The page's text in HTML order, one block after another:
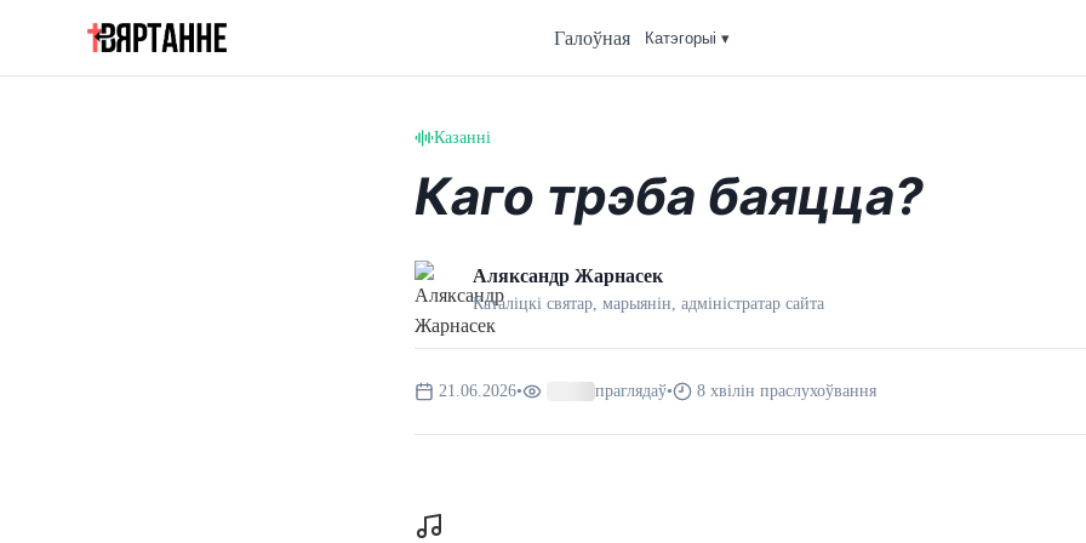
Галоўная Катэгорыi ▾
Казанні
Каго трэба баяцца?
Аляксандр Жарнасек
Каталіцкі святар, марыянін, адмiнiстратар сайта
21.06.2026• праглядаў• 8 хвілін праслухоўвання